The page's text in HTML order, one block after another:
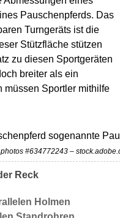
Pauschenpferds. Das
Turngeräts ist die
Stützfläche stützen
zu diesen Sportgeräten
breiter als ein
müssen Sportler mithilfe
sogenannte
photos #634772243 –
Reck
Holmen